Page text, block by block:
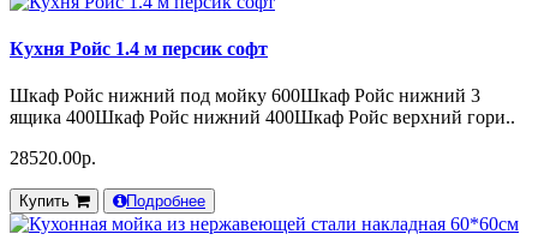
Кухня Ройс 1.4 м персик софт
Шкаф Ройс нижний под мойку 600Шкаф Ройс нижний 3
ящика 400Шкаф Ройс нижний 400Шкаф Ройс верхний гори..
28520.00р.
Купить Подробнее